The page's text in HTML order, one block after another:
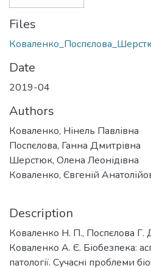
Files
Date
2019-04
Authors
Коваленко, Нінель Павлівна
Поспєлова, Ганна Дмитрівна
Шерстюк, Олена Леонідівна
Коваленко, Євгеній
Description
Коваленко Н. П., Поспєлова
Коваленко А. Є. Біобезпека:
патології. Сучасні проблеми